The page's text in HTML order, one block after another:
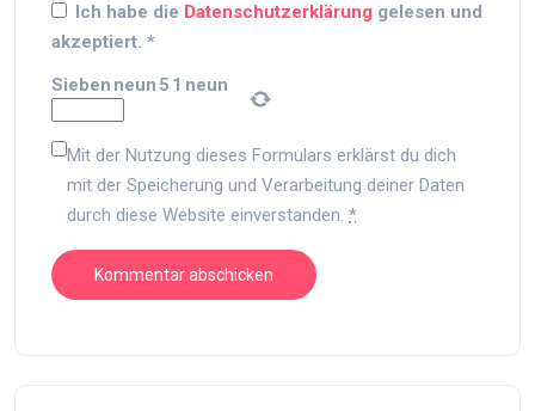
Ich habe die Datenschutzerklärung gelesen und
akzeptiert. *
Sieben neun 5 1 neun
Mit der Nutzung dieses Formulars erklärst du dich
mit der Speicherung und Verarbeitung deiner Daten
durch diese Website einverstanden. *